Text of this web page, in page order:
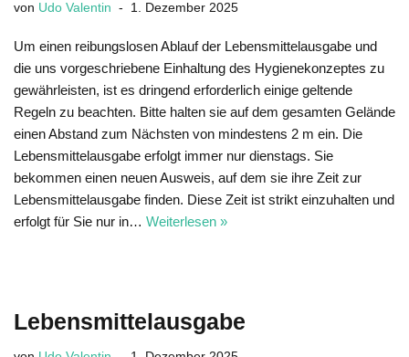
von Udo Valentin 1. Dezember 2025
Um einen reibungslosen Ablauf der Lebensmittelausgabe und
die uns vorgeschriebene Einhaltung des Hygienekonzeptes zu
gewährleisten, ist es dringend erforderlich einige geltende
Regeln zu beachten. Bitte halten sie auf dem gesamten Gelände
einen Abstand zum Nächsten von mindestens 2 m ein. Die
Lebensmittelausgabe erfolgt immer nur dienstags. Sie
bekommen einen neuen Ausweis, auf dem sie ihre Zeit zur
Lebensmittelausgabe finden. Diese Zeit ist strikt einzuhalten und
erfolgt für Sie nur in… Weiterlesen »
Lebensmittelausgabe